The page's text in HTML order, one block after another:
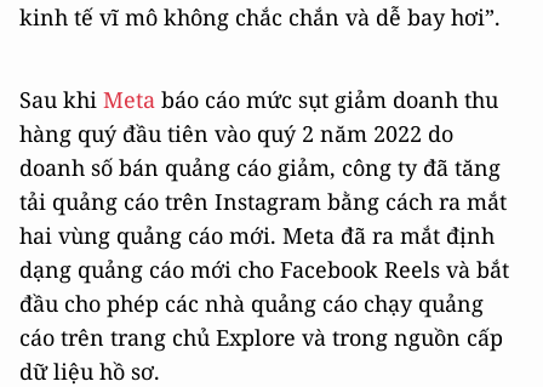
kinh tế vĩ mô không chắc chắn và dễ bay hơi”.
Sau khi Meta báo cáo mức sụt giảm doanh thu
hàng quý đầu tiên vào quý 2 năm 2022 do
doanh số bán quảng cáo giảm, công ty đã tăng
tải quảng cáo trên Instagram bằng cách ra mắt
hai vùng quảng cáo mới. Meta đã ra mắt định
dạng quảng cáo mới cho Facebook Reels và bắt
đầu cho phép các nhà quảng cáo chạy quảng
cáo trên trang chủ Explore và trong nguồn cấp
dữ liệu hồ sơ.